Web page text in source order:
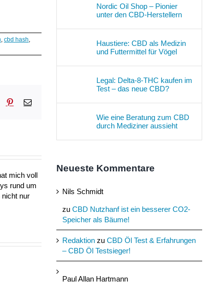
, cbd hash,
Pinterest
E-
mich voll
rund um
nicht nur
Nordic Oil Shop – Pionier
unter den CBD-Herstellern
Haustiere: CBD als Medizin
und Futtermittel für Vögel
Legal: Delta-8-THC kaufen im
Test – das neue CBD?
Wie eine Beratung zum CBD
durch Mediziner aussieht
Neueste Kommentare
Nils Schmidt
zu CBD Nutzhanf ist ein besserer CO2-
Speicher als Bäume!
Redaktion zu CBD Öl Test & Erfahrungen
– CBD Öl Testsieger!
Paul Allan Hartmann